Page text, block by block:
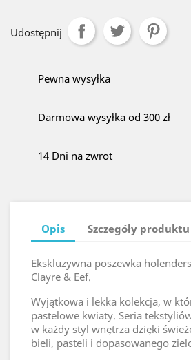
Udostępnij
Pewna wysyłka
Darmowa wysyłka od 300 zł
14 Dni na zwrot
Opis Szczegóły produktu
Ekskluzywna poszewka
Clayre & Eef.
Wyjątkowa i lekka kolekcja, w
pastelowe kwiaty. Seria
w każdy styl wnętrza dzięki
bieli, pasteli i dopasowanego